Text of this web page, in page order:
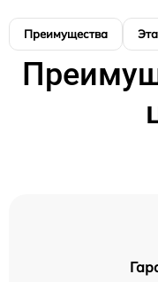
Преимущества